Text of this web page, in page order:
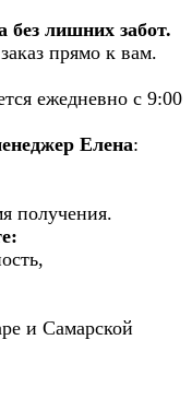
лишних забот.
прямо к вам.
ежедневно с 9:00
Елена:
получения.
и Самарской